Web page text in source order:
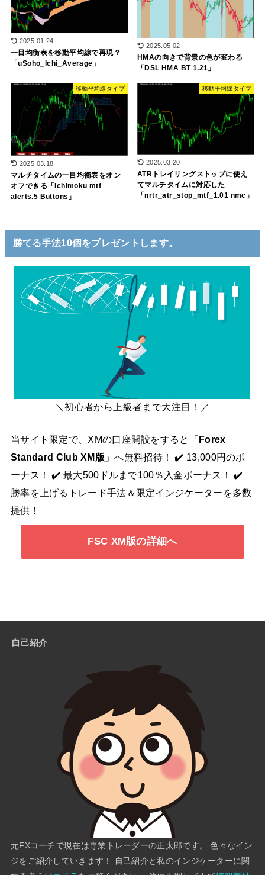
2025.01.24
一目均衡表を移動平均線で再現？
「uSoho_Ichi_Average」
2025.05.02
HMAの向きで背景の色が変わる
「DSL HMA BT 1.21」
移動平均線タイプ
2025.03.18
マルチタイムの一目均衡表をオン
オフできる「Ichimoku mtf
alerts.5 Buttons」
移動平均線タイプ
2025.03.20
ATRトレイリングストップに使え
てマルチタイムに対応した
「nrtr_atr_stop_mtf_1.01 nmc」
勝てる手法10個をプレゼントします。
＼初心者から上級者まで大注目！／
当サイト限定で、XMの口座開設をすると「 Forex
Standard Club XM版 」へ無料招待！ ✔️ 13,000円のボ
ーナス！ ✔️ 最大500ドルまで100％入金ボーナス！ ✔️
勝率を上げるトレード手法＆限定インジケーターを多数
提供！
FSC XM版の詳細へ
自己紹介
元FXコーチで現在は専業トレーダーの正太郎です。 色々なイン
ジをご紹介していきます！ 自己紹介と私のインジケーターに関